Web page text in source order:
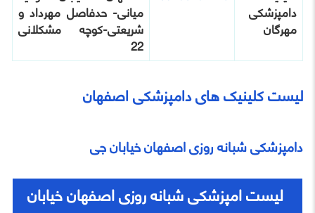
دامپزشکی
مهرگان
میانی- حدفاصل مهرداد و
شریعتی-کوچه مشکلانی
22
لیست کلینیک های دامپزشکی اصفهان
دامپزشکی شبانه روزی اصفهان خیابان جی
لیست امپزشکی شبانه روزی اصفهان خیابان